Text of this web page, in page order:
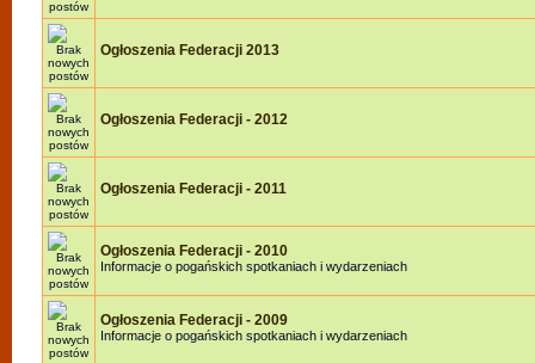
Ogłoszenia Federacji 2013
Ogłoszenia Federacji - 2012
Ogłoszenia Federacji - 2011
Ogłoszenia Federacji - 2010
Informacje o pogańskich spotkaniach i wydarzeniach
Ogłoszenia Federacji - 2009
Informacje o pogańskich spotkaniach i wydarzeniach